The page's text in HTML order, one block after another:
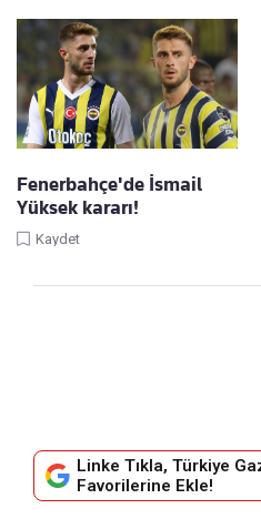
Fenerbahçe'de İsmail
Yüksek kararı!
Kaydet
Linke Tıkla, Türkiye
Favorilerine Ekle!